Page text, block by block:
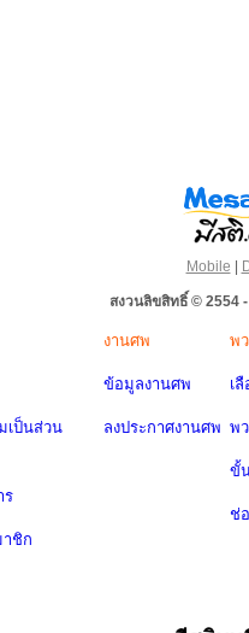
Mobile |
สงวนลิขสิทธิ์ © 2554
เป็นส่วน
ร
าชิก
งานศพ
ข้อมูลงานศพ
ลงประกาศงานศพ
พ
เ
พ
ขั้
ช่